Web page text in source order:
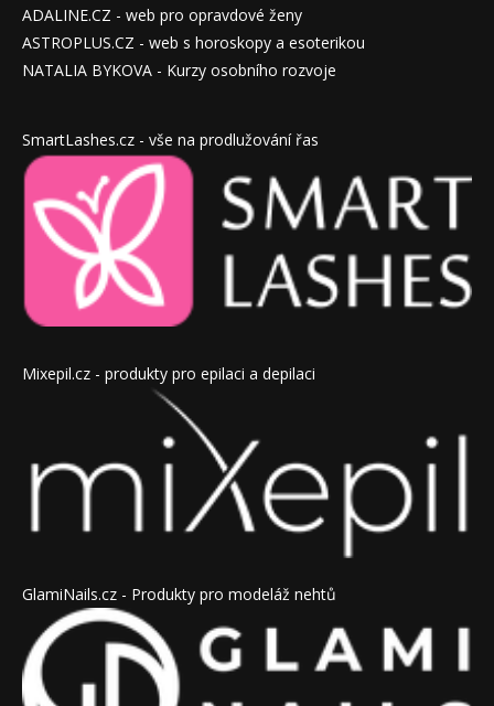
ADALINE.CZ - web pro opravdové ženy
ASTROPLUS.CZ - web s horoskopy a esoterikou
NATALIA BYKOVA - Kurzy osobního rozvoje
SmartLashes.cz - vše na prodlužování řas
Mixepil.cz - produkty pro epilaci a depilaci
GlamiNails.cz - Produkty pro modeláž nehtů